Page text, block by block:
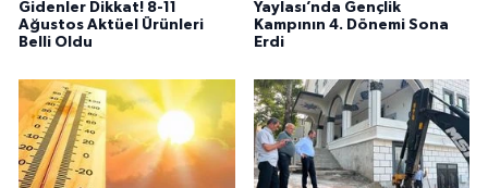
Gidenler Dikkat! 8-11
Ağustos Aktüel Ürünleri
Belli Oldu
Yaylası’nda Gençlik
Kampının 4. Dönemi Sona
Erdi